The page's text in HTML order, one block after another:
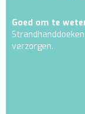
Goed om te
verzorgen.